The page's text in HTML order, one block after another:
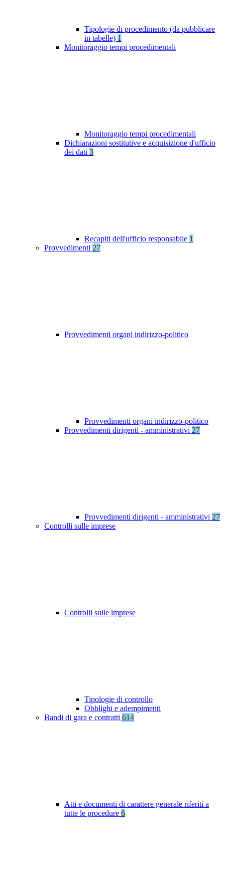
Tipologie di procedimento (da pubblicare
in tabelle) 1
Monitoraggio tempi procedimentali
Monitoraggio tempi procedimentali
Dichiarazioni sostitutive e acquisizione d'ufficio
dei dati 3
Recapiti dell'ufficio responsabile 1
Provvedimenti 27
Provvedimenti organi indirizzo-politico
Provvedimenti organi indirizzo-politico
Provvedimenti dirigenti - amministrativi 27
Provvedimenti dirigenti - amministrativi 27
Controlli sulle imprese
Controlli sulle imprese
Tipologie di controllo
Obblighi e adempimenti
Bandi di gara e contratti 614
Atti e documenti di carattere generale riferiti a
tutte le procedure 6